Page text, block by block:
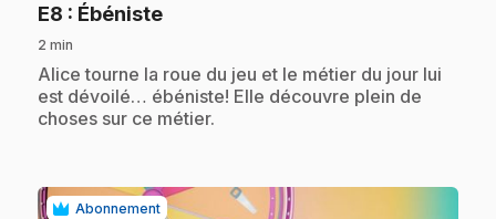
E8 : Ébéniste.
2 min
.Alice tourne la roue du jeu et le métier du jour lui
est dévoilé… ébéniste! Elle découvre plein de
choses sur ce métier.
Abonnement